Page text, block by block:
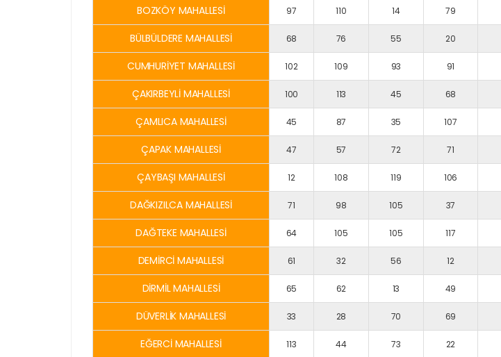
BOZKÖY MAHALLESİ 97 110 14 79
BÜLBÜLDERE MAHALLESİ 68 76 55 20
CUMHURİYET MAHALLESİ 102 109 93 91
ÇAKIRBEYLİ MAHALLESİ 100 113 45 68
ÇAMLICA MAHALLESİ 45 87 35 107
ÇAPAK MAHALLESİ 47 57 72 71
ÇAYBAŞI MAHALLESİ 12 108 119 106
DAĞKIZILCA MAHALLESİ 71 98 105 37
DAĞTEKE MAHALLESİ 64 105 105 117
DEMİRCİ MAHALLESİ 61 32 56 12
DİRMİL MAHALLESİ 65 62 13 49
DÜVERLİK MAHALLESİ 33 28 70 69
EĞERCİ MAHALLESİ 113 44 73 22